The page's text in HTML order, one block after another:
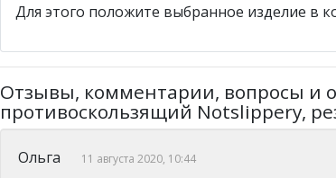
Для этого положите выбранное изделие в
Отзывы, комментарии, вопросы и
противоскользящий Notslippery,
Ольга 11 августа 2020, 10:44